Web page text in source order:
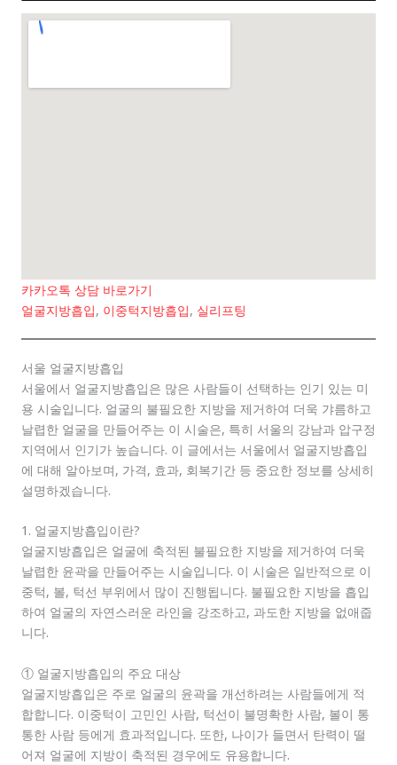
카카오톡 상담 바로가기
얼굴지방흡입, 이중턱지방흡입, 실리프팅
서울 얼굴지방흡입
서울에서 얼굴지방흡입은 많은 사람들이 선택하는 인기 있는 미
용 시술입니다. 얼굴의 불필요한 지방을 제거하여 더욱 갸름하고
날렵한 얼굴을 만들어주는 이 시술은, 특히 서울의 강남과 압구정
지역에서 인기가 높습니다. 이 글에서는 서울에서 얼굴지방흡입
에 대해 알아보며, 가격, 효과, 회복기간 등 중요한 정보를 상세히
설명하겠습니다.
1. 얼굴지방흡입이란?
얼굴지방흡입은 얼굴에 축적된 불필요한 지방을 제거하여 더욱
날렵한 윤곽을 만들어주는 시술입니다. 이 시술은 일반적으로 이
중턱, 볼, 턱선 부위에서 많이 진행됩니다. 불필요한 지방을 흡입
하여 얼굴의 자연스러운 라인을 강조하고, 과도한 지방을 없애줍
니다.
① 얼굴지방흡입의 주요 대상
얼굴지방흡입은 주로 얼굴의 윤곽을 개선하려는 사람들에게 적
합합니다. 이중턱이 고민인 사람, 턱선이 불명확한 사람, 볼이 통
통한 사람 등에게 효과적입니다. 또한, 나이가 들면서 탄력이 떨
어져 얼굴에 지방이 축적된 경우에도 유용합니다.